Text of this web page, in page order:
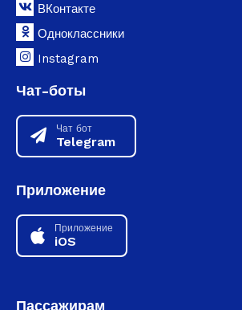
ВКонтакте
Одноклассники
Instagram
Чат-боты
Чат бот
Telegram
Приложение
Приложение
iOS
Пассажирам